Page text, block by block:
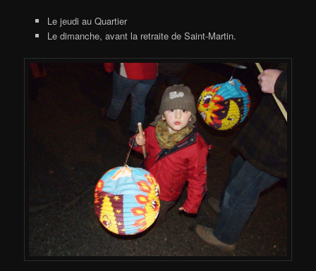
Le jeudi au Quartier
Le dimanche, avant la retraite de Saint-Martin.